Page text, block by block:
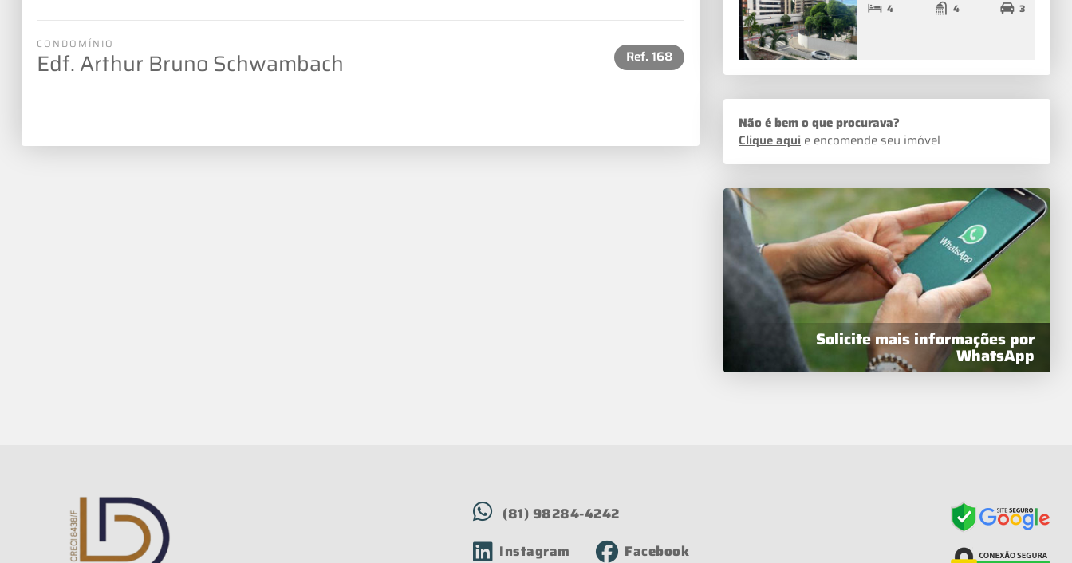
CONDOMÍNIO
Edf. Arthur Bruno Schwambach Ref. 168
4 4 3
Não é bem o que procurava?
Clique aqui e encomende seu imóvel
Solicite mais informações por
WhatsApp
(81) 98284-4242
Instagram
Facebook